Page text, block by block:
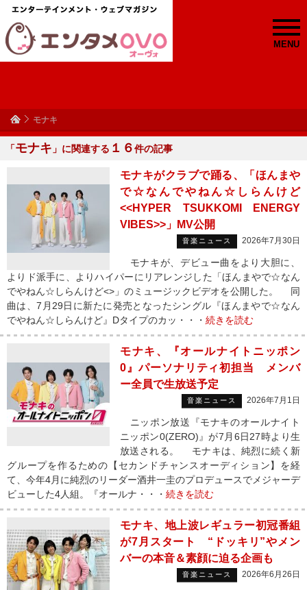
MENU
モナキ
「モナキ 」に関連する １６件の記事
モナキがクラブで踊る、「ほんまや
で☆なんでやねん☆しらんけど
<<HYPER TSUKKOMI ENERGY
VIBES>>」MV公開
音楽ニュース 2026年7月30日
モナキが、デビュー曲をより大胆に、
よりド派手に、よりハイパーにリアレンジした「ほんまやで☆なん
でやねん☆しらんけど<>」のミュージックビデオを公開した。 同
曲は、7月29日に新たに発売となったシングル『ほんまやで☆なん
でやねん☆しらんけど』Dタイプのカッ・・・ 続きを読む
モナキ、『オールナイトニッポン
0』パーソナリティ初担当 メンバ
ー全員で生放送予定
音楽ニュース 2026年7月1日
ニッポン放送『モナキのオールナイト
ニッポン0(ZERO)』が7月6日27時より生
放送される。 モナキは、純烈に続く新
グループを作るための【セカンドチャンスオーディション】を経
て、今年4月に純烈のリーダー酒井一圭のプロデュースでメジャーデ
ビューした4人組。『オールナ・・・ 続きを読む
モナキ、地上波レギュラー初冠番組
が7月スタート “ドッキリ”やメン
バーの本音＆素顔に迫る企画も
音楽ニュース 2026年6月26日